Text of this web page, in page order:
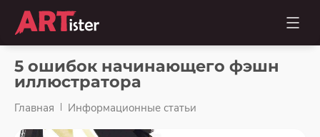
5 ошибок начинающего фэшн
иллюстратора
Главная Информационные статьи